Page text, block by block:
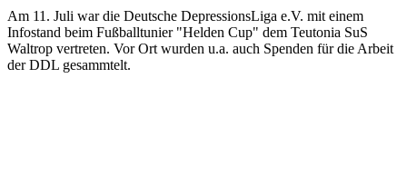
Am 11. Juli war die Deutsche DepressionsLiga e.V. mit einem
Infostand beim Fußballtunier "Helden Cup" dem Teutonia SuS
Waltrop vertreten. Vor Ort wurden u.a. auch Spenden für die Arbeit
der DDL gesammtelt.